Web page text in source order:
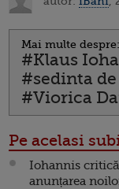
Mai multe despre:
#Klaus
#sedinta
#Viorica
Pe acelasi
Iohannis
anunțarea